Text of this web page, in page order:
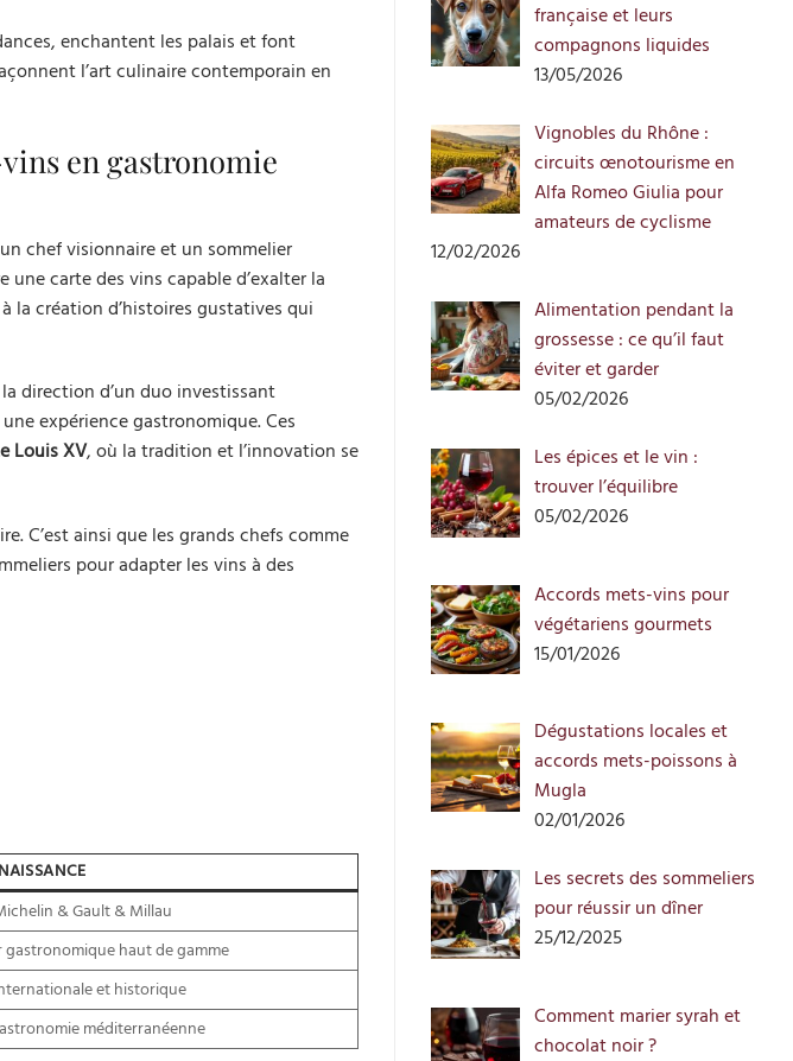
enchantent les palais et font
l’art culinaire contemporain en
en gastronomie
chef visionnaire et un sommelier
carte des vins capable d’exalter la
la création d’histoires gustatives qui
direction d’un duo investissant
expérience gastronomique. Ces
Louis XV, où la tradition et l’innovation se
C’est ainsi que les grands chefs comme
pour adapter les vins à des
& Gault & Millau
gastronomique haut de gamme
et historique
méditerranéenne
française et leurs
compagnons liquides
13/05/2026
Vignobles du Rhône :
circuits œnotourisme en
Alfa Romeo Giulia pour
amateurs de cyclisme
12/02/2026
Alimentation pendant la
grossesse : ce qu’il faut
éviter et garder
05/02/2026
Les épices et le vin :
trouver l’équilibre
05/02/2026
Accords mets-vins pour
végétariens gourmets
15/01/2026
Dégustations locales et
accords mets-poissons à
Mugla
02/01/2026
Les secrets des sommeliers
pour réussir un dîner
25/12/2025
Comment marier syrah et
chocolat noir ?